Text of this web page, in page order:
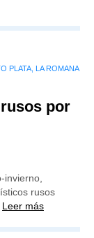
PLATA, LA ROMANA
por
invierno,
rusos
Leer más